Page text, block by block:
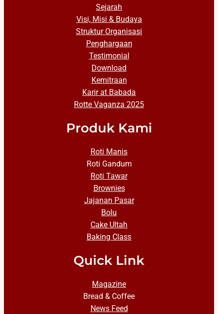
Sejarah
Visi, Misi & Budaya
Struktur Organisasi
Penghargaan
Testimonial
Download
Kemitraan
Karir at Babada
Rotte Vaganza 2025
Produk Kami
Roti Manis
Roti Gandum
Roti Tawar
Brownies
Jajanan Pasar
Bolu
Cake Ultah
Baking Class
Quick Link
Magazine
Bread & Coffee
News Feed